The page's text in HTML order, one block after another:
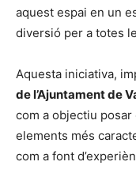
aquest espai en un
diversió per a totes
Aquesta iniciativa,
de l’Ajuntament de
com a objectiu
elements més
com a font